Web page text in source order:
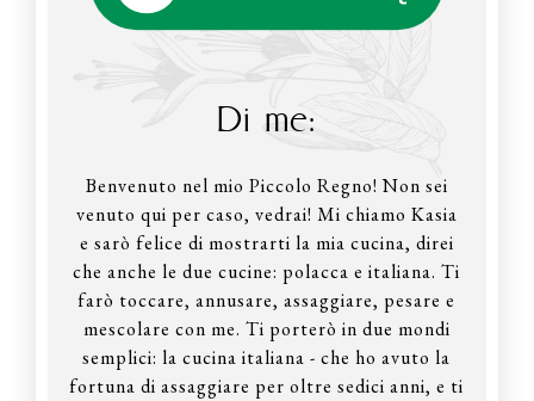
Di me:
Benvenuto nel mio Piccolo Regno! Non sei
venuto qui per caso, vedrai! Mi chiamo Kasia
e sarò felice di mostrarti la mia cucina, direi
che anche le due cucine: polacca e italiana. Ti
farò toccare, annusare, assaggiare, pesare e
mescolare con me. Ti porterò in due mondi
semplici: la cucina italiana - che ho avuto la
fortuna di assaggiare per oltre sedici anni, e ti